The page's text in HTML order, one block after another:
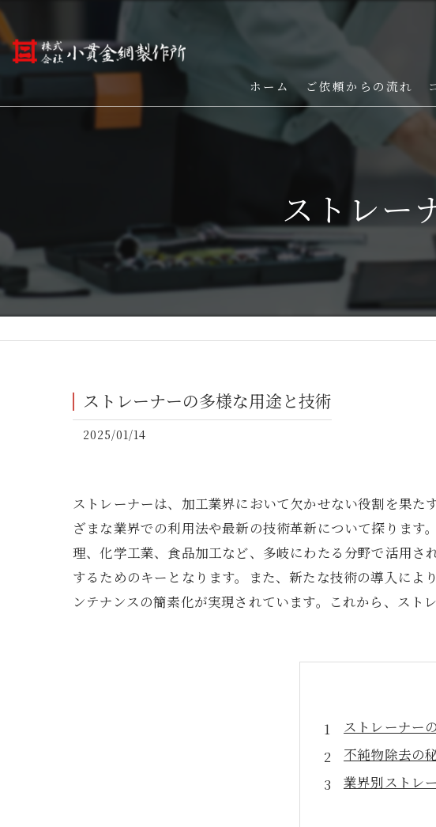
ホーム ご依頼からの流れ
ストレー
ストレーナーの多様な用途と技術
2025/01/14
ストレーナーは、加工業界において欠かせない役割を果
ざまな業界での利用法や最新の技術革新について探りま
理、化学工業、食品加工など、多岐にわたる分野で活用
するためのキーとなります。また、新たな技術の導入によ
ンテナンスの簡素化が実現されています。これから、スト
ストレーナー
不純物除去の
業界別ストレ
ストレーナー